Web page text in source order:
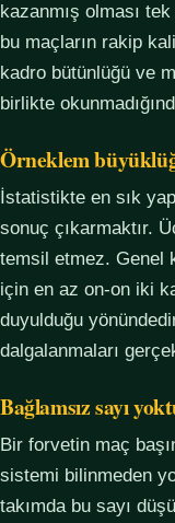
kazanmış olması
bu maçların rakip
kadro bütünlüğü ve
birlikte
Örneklem
İstatistikte en sık
sonuç çıkarmaktır.
temsil etmez. Genel
için en az on-on iki
duyulduğu
dalgalanmaları
Bağlamsız sayı
Bir forvetin maç
sistemi bilinmeden
takımda bu sayı